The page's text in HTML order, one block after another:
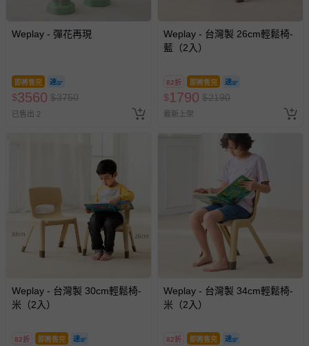
-接觸性孕哺產品（奶嘴、奶瓶、擠乳器、哺乳衣、托腹
帶束縛衣、餐搖椅等）。
-其他原廠盒裝商品封口處已貼上「不可拆封」，或具警
示字句等說明貼紙、封條者。
國際航空、客運、訂房等服務。
相關的退換貨辦理流程，可詳見： 退換貨 & 退款問題
運送服務：目前提供的運送僅限台灣本島。如您位於離島地
區，可能會無法配送，或須依據商品需加收離島運費。廠商
亦保留出貨與否的權利。離島、偏遠地區、樓層親送等加價
費用，可能會另需加收。
商品實際的配達日期，可於訂單個人資料內的查詢訂單內，
已出貨通知之訊息為主。
如您收到商品，請依正常流程檢查是否完好，若商品遇瑕疵
情形，您可申請更換新品或退貨，請見：退貨的辦理流程。
若您對於會員帳號、商品訂購與資訊、購物流程、付款方
問，你可詳見：
媽咪愛客服中心。
Weplay - 彈花再現
即將售完
$3560 $3750
已售出 2
Weplay - 台灣製 26cm輕鬆椅-
藍（2入）
82折 即將售完
$1790 $2190
最新上架
Weplay - 台灣製 30cm輕鬆椅-
米（2入）
82折 即將售完
Weplay - 台灣製 34cm輕鬆椅-
米（2入）
82折 即將售完